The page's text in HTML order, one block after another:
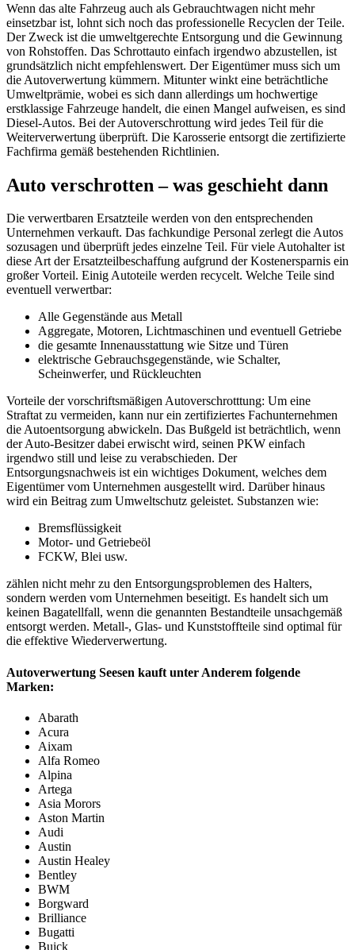
Wenn das alte Fahrzeug auch als Gebrauchtwagen nicht mehr
einsetzbar ist, lohnt sich noch das professionelle Recyclen der Teile.
Der Zweck ist die umweltgerechte Entsorgung und die Gewinnung
von Rohstoffen. Das Schrottauto einfach irgendwo abzustellen, ist
grundsätzlich nicht empfehlenswert. Der Eigentümer muss sich um
die Autoverwertung kümmern. Mitunter winkt eine beträchtliche
Umweltprämie, wobei es sich dann allerdings um hochwertige
erstklassige Fahrzeuge handelt, die einen Mangel aufweisen, es sind
Diesel-Autos. Bei der Autoverschrottung wird jedes Teil für die
Weiterverwertung überprüft. Die Karosserie entsorgt die zertifizierte
Fachfirma gemäß bestehenden Richtlinien.
Auto verschrotten – was geschieht dann
Die verwertbaren Ersatzteile werden von den entsprechenden
Unternehmen verkauft. Das fachkundige Personal zerlegt die Autos
sozusagen und überprüft jedes einzelne Teil. Für viele Autohalter ist
diese Art der Ersatzteilbeschaffung aufgrund der Kostenersparnis ein
großer Vorteil. Einig Autoteile werden recycelt. Welche Teile sind
eventuell verwertbar:
Alle Gegenstände aus Metall
Aggregate, Motoren, Lichtmaschinen und eventuell Getriebe
die gesamte Innenausstattung wie Sitze und Türen
elektrische Gebrauchsgegenstände, wie Schalter,
Scheinwerfer, und Rückleuchten
Vorteile der vorschriftsmäßigen Autoverschrotttung: Um eine
Straftat zu vermeiden, kann nur ein zertifiziertes Fachunternehmen
die Autoentsorgung abwickeln. Das Bußgeld ist beträchtlich, wenn
der Auto-Besitzer dabei erwischt wird, seinen PKW einfach
irgendwo still und leise zu verabschieden. Der
Entsorgungsnachweis ist ein wichtiges Dokument, welches dem
Eigentümer vom Unternehmen ausgestellt wird. Darüber hinaus
wird ein Beitrag zum Umweltschutz geleistet. Substanzen wie:
Bremsflüssigkeit
Motor- und Getriebeöl
FCKW, Blei usw.
zählen nicht mehr zu den Entsorgungsproblemen des Halters,
sondern werden vom Unternehmen beseitigt. Es handelt sich um
keinen Bagatellfall, wenn die genannten Bestandteile unsachgemäß
entsorgt werden. Metall-, Glas- und Kunststoffteile sind optimal für
die effektive Wiederverwertung.
Autoverwertung Seesen kauft unter Anderem folgende
Marken:
Abarath
Acura
Aixam
Alfa Romeo
Alpina
Artega
Asia Morors
Aston Martin
Audi
Austin
Austin Healey
Bentley
BWM
Borgward
Brilliance
Bugatti
Buick